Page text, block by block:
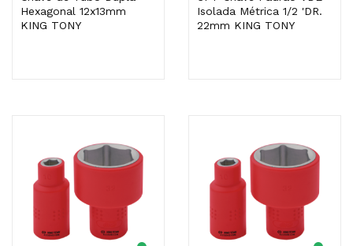
Hexagonal 12x13mm
KING TONY
Isolada Métrica 1/2 'DR.
22mm KING TONY